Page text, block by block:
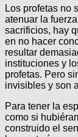
Los profetas no
atenuar la
sacrificios, hay
en no hacer
resultar
instituciones y
profetas. Pero
invisibles y son
Para tener la
como si
construido el